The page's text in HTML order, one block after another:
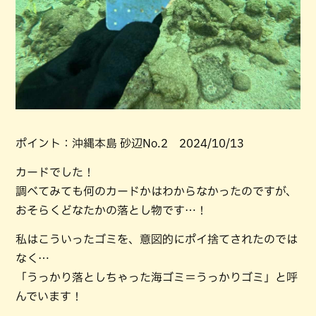
ポイント：沖縄本島 砂辺No.2 2024/10/13
カードでした！
調べてみても何のカードかはわからなかったのですが、
おそらくどなたかの落とし物です…！
私はこういったゴミを、意図的にポイ捨てされたのでは
なく…
「うっかり落としちゃった海ゴミ＝うっかりゴミ」と呼
んでいます！